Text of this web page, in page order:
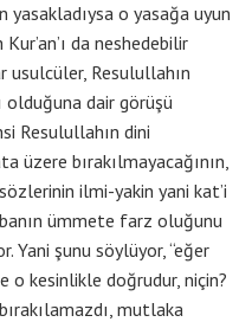
yasakladıysa o yasağa uyun
da neshedebilir
usulcüler, Resulullahın
olduğuna dair görüşü
Resulullahın dini
üzere bırakılmayacağının,
ilmi-yakin yani kat’i
ümmete farz oluğunu
Yani şunu söylüyor, “eğer
o kesinlikle doğrudur, niçin?
mutlaka